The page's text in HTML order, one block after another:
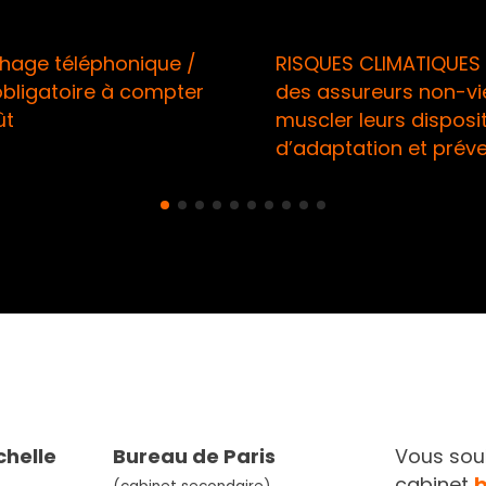
/
à compter
RISQUES CLIMATIQUES / Appel
des assureurs non-vie à
muscler leurs dispositifs
d’adaptation et prévention
Bureau de Paris
Vous